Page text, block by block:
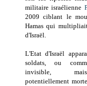
militaire israélienne
2009 ciblant le
Hamas qui
d'Israël.
L'Etat d'Israël
soldats, ou
invisible,
potentiellement